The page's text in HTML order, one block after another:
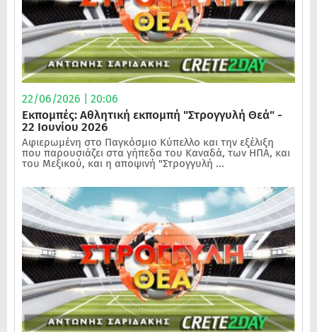
22/06/2026 | 20:06
Εκπομπές: Αθλητική εκπομπή "Στρογγυλή Θεά" -
22 Ιουνίου 2026
Αφιερωμένη στο Παγκόσμιο Κύπελλο και την εξέλιξη
που παρουσιάζει στα γήπεδα του Καναδά, των ΗΠΑ, και
του Μεξικού, και η αποψινή "Στρογγυλή ...